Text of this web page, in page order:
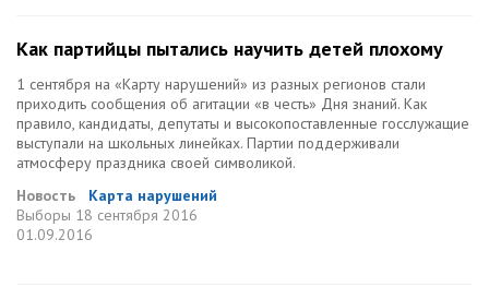
Как партийцы пытались научить детей плохому
1 сентября на «Карту нарушений» из разных регионов стали
приходить сообщения об агитации «в честь» Дня знаний. Как
правило, кандидаты, депутаты и высокопоставленные госслужащие
выступали на школьных линейках. Партии поддерживали
атмосферу праздника своей символикой.
Новость
Карта нарушений
Выборы 18 сентября 2016
01.09.2016